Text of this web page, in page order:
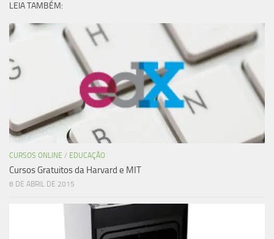
LEIA TAMBÉM:
CURSOS ONLINE / EDUCAÇÃO
Cursos Gratuitos da Harvard e MIT
8 DE ABRIL DE 2015